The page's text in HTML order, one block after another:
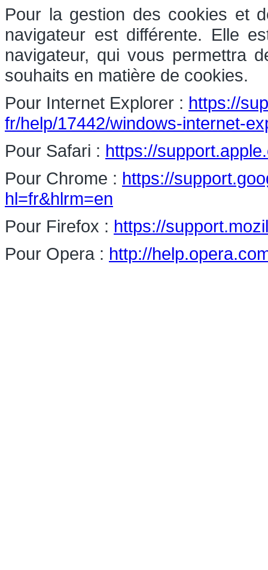
Pour la gestion des cookies et
navigateur est différente. Elle
navigateur, qui vous permettra
souhaits en matière de cookies.
Pour Internet Explorer : https://
fr/help/17442/windows-internet-
Pour Safari : https://
Pour Chrome : https://
hl=fr&hlrm=en
Pour Firefox : https://
Pour Opera : http://